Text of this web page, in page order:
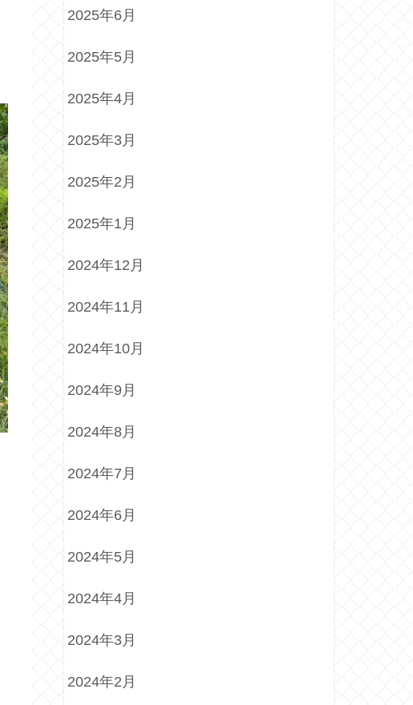
2025年6月
2025年5月
2025年4月
2025年3月
2025年2月
2025年1月
2024年12月
2024年11月
2024年10月
2024年9月
2024年8月
2024年7月
2024年6月
2024年5月
2024年4月
2024年3月
2024年2月